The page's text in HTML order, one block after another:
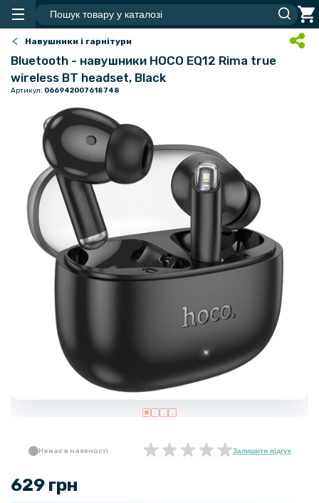
Навушники і гарнітури
Bluetooth - навушники HOCO EQ12 Rima true
wireless BT headset, Black
Артикул: 066942007618748
Немає в наявності Залишити відгук
629 грн